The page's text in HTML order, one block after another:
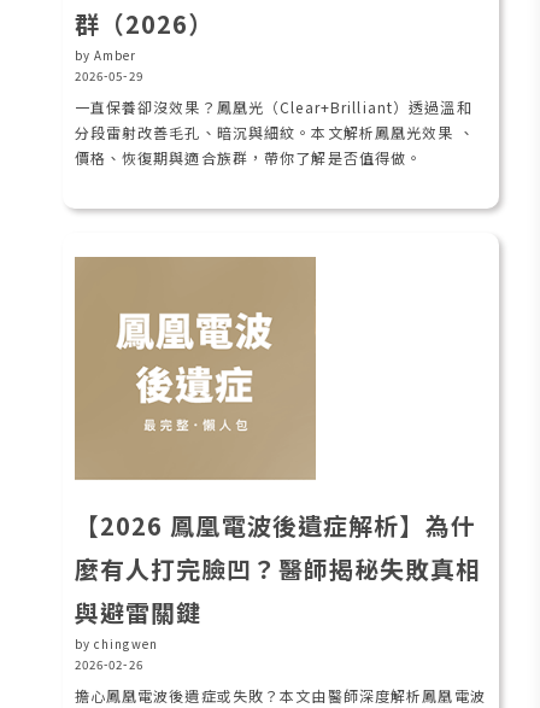
群（2026）
by Amber
2026-05-29
一直保養卻沒效果？鳳凰光（Clear+Brilliant）透過溫和
分段雷射改善毛孔、暗沉與細紋。本文解析鳳凰光效果 、
價格、恢復期與適合族群，帶你了解是否值得做。
【2026 鳳凰電波後遺症解析】為什
麼有人打完臉凹？醫師揭秘失敗真相
與避雷關鍵
by chingwen
2026-02-26
擔心鳳凰電波後遺症或失敗？本文由醫師深度解析鳳凰電波